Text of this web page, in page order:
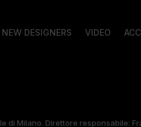
NEW DESIGNERS VIDEO
di Milano. Direttore responsabile: